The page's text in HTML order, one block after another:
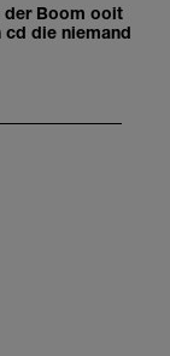
der Boom ooit
cd die niemand